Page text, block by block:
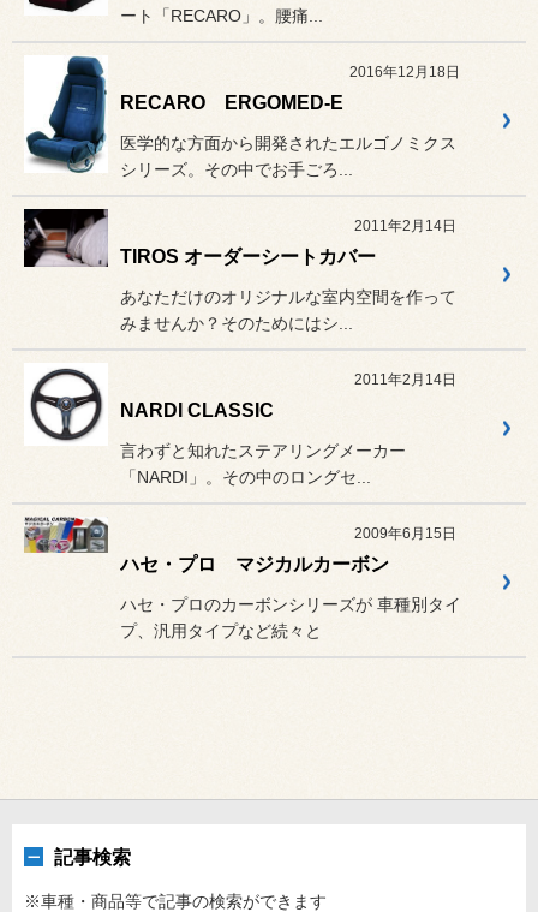
ート「RECARO」。腰痛...
2016年12月18日
RECARO ERGOMED-E
医学的な方面から開発されたエルゴノミクス
シリーズ。その中でお手ごろ...
2011年2月14日
TIROS オーダーシートカバー
あなただけのオリジナルな室内空間を作って
みませんか？そのためにはシ...
2011年2月14日
NARDI CLASSIC
言わずと知れたステアリングメーカー
「NARDI」。その中のロングセ...
2009年6月15日
ハセ・プロ マジカルカーボン
ハセ・プロのカーボンシリーズが 車種別タイ
プ、汎用タイプなど続々と
記事検索
※車種・商品等で記事の検索ができます